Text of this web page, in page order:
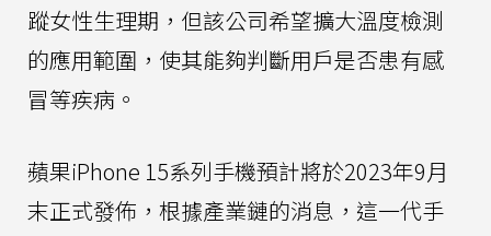
蹤女性生理期，但該公司希望擴大溫度檢測
的應用範圍，使其能夠判斷用戶是否患有感
冒等疾病。
蘋果iPhone 15系列手機預計將於2023年9月
末正式發佈，根據產業鏈的消息，這一代手